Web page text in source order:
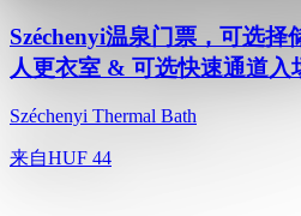
Széchenyi温泉门票，可选择
人更衣室 & 可选快速通道入
Széchenyi Thermal Bath
来自HUF 44